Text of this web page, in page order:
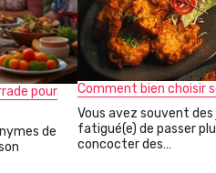
pour
de
Comment bien choisir
Vous avez souvent
fatigué(e) de passer
concocter des…